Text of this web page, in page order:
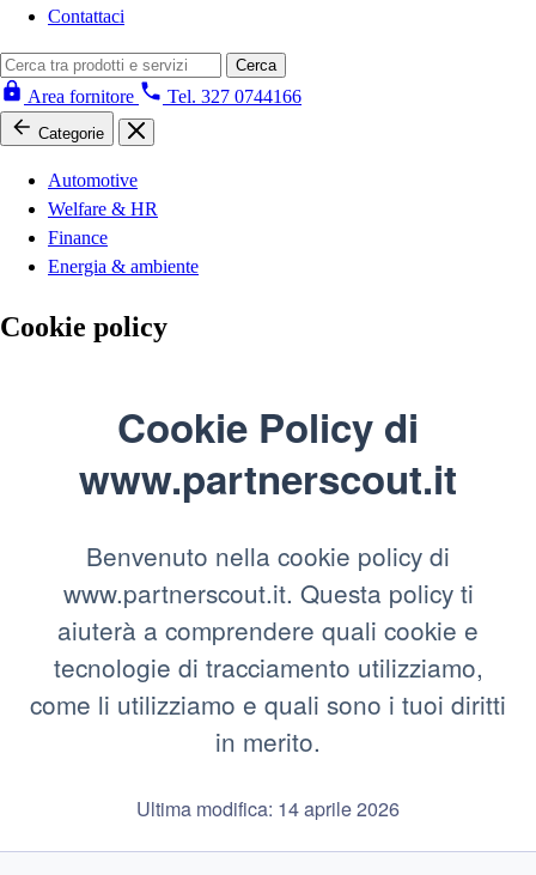
Contattaci
Cerca
Area fornitore Tel. 327 0744166
Categorie
Automotive
Welfare & HR
Finance
Energia & ambiente
Cookie policy
Cookie Policy di
www.partnerscout.it
Benvenuto nella cookie policy di
www.partnerscout.it. Questa policy ti
aiuterà a comprendere quali cookie e
tecnologie di tracciamento utilizziamo,
come li utilizziamo e quali sono i tuoi diritti
in merito.
Ultima modifica: 14 aprile 2026